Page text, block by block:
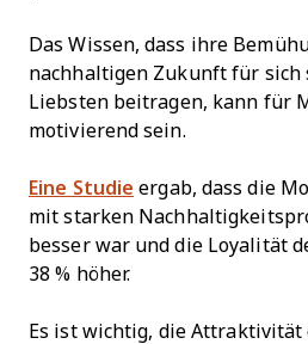
Das Wissen, dass ihre
nachhaltigen Zukunft für sich
Liebsten beitragen, kann für
motivierend sein.
Eine Studie ergab, dass die
mit starken
besser war und die Loyalität
38 % höher.
Es ist wichtig, die Attraktivität